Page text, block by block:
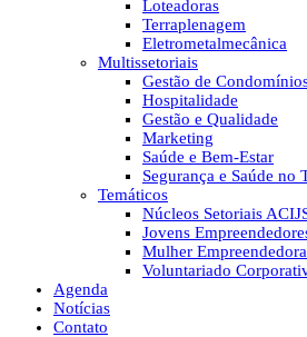
Loteadoras
Terraplenagem
Eletrometalmecânica
Multissetoriais
Gestão de
Hospitalidade
Gestão e Qualidade
Marketing
Saúde e Bem-Estar
Segurança e Saúde no
Temáticos
Núcleos Setoriais
Jovens
Mulher Empreendedora
Voluntariado
Agenda
Notícias
Contato